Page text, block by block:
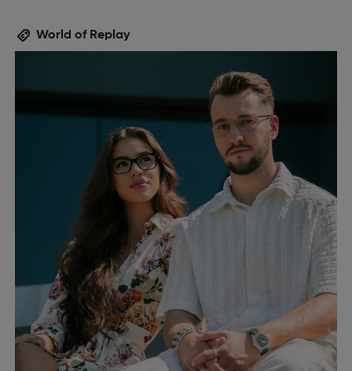
World of Replay